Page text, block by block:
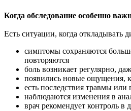
Когда обследование особенно
Есть ситуации, когда откладывать
симптомы сохраняются
повторяются
боль возникает регулярно,
появились новые ощущения,
есть последствия травмы или
наблюдаются изменения в
врач рекомендует контроль в